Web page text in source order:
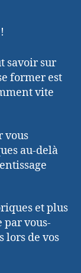
savoir sur
former est
vite
vous
au-delà
et plus
par vous-
lors de vos